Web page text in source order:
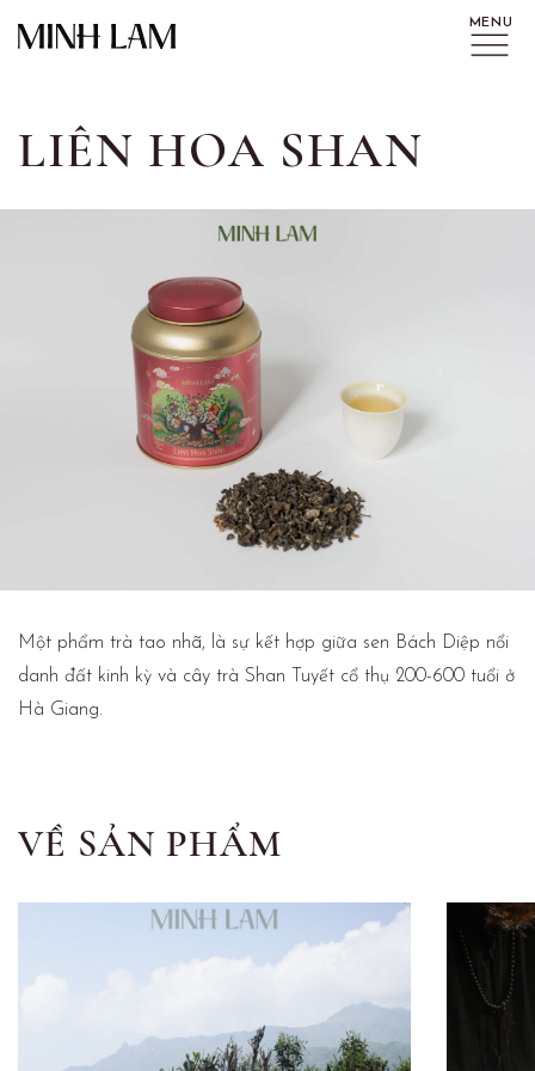
LIÊN HOA SHAN
Một phẩm trà tao nhã, là sự kết hợp giữa sen Bách Diệp nổi
danh đất kinh kỳ và cây trà Shan Tuyết cổ thụ 200-600 tuổi ở
Hà Giang.
VỀ SẢN PHẨM